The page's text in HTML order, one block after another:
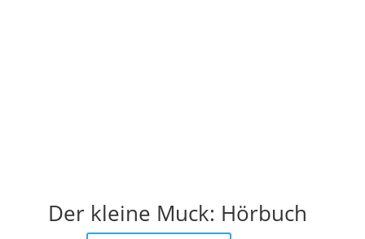
Der kleine Muck: Hörbuch